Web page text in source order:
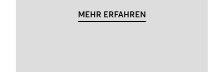
MEHR ERFAHREN